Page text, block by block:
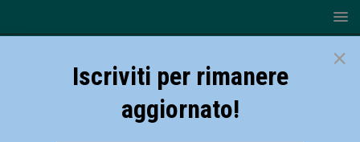
×
Iscriviti per rimanere
aggiornato!